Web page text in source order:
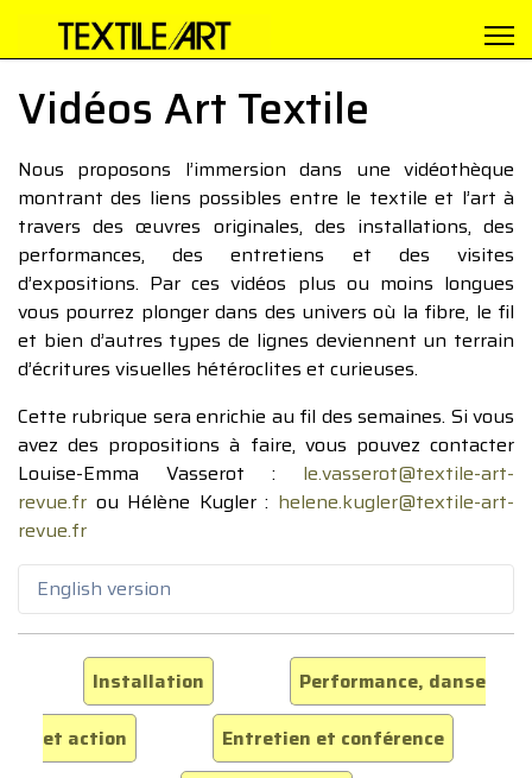
Vidéos Art Textile
Nous proposons l’immersion dans une vidéothèque
montrant des liens possibles entre le textile et l’art à
travers des œuvres originales, des installations, des
performances, des entretiens et des visites
d’expositions. Par ces vidéos plus ou moins longues
vous pourrez plonger dans des univers où la fibre, le fil
et bien d’autres types de lignes deviennent un terrain
d’écritures visuelles hétéroclites et curieuses.
Cette rubrique sera enrichie au fil des semaines. Si vous
avez des propositions à faire, vous pouvez contacter
Louise-Emma Vasserot : le.vasserot@textile-art-
revue.fr ou Hélène Kugler : helene.kugler@textile-art-
revue.fr
English version
Installation
Performance, danse
et action
Entretien et conférence